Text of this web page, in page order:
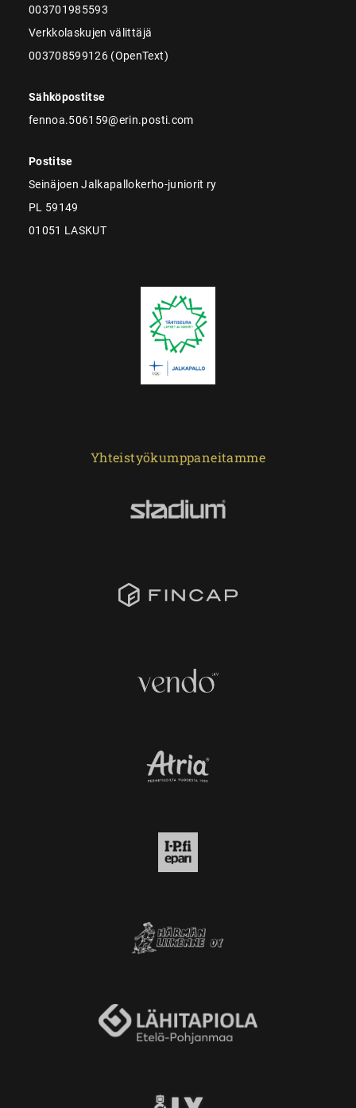
003701985593
Verkkolaskujen välittäjä
003708599126 (OpenText)
Sähköpostitse
fennoa.506159@erin.posti.com
Postitse
Seinäjoen Jalkapallokerho-juniorit ry
PL 59149
01051 LASKUT
Yhteistyökumppaneitamme